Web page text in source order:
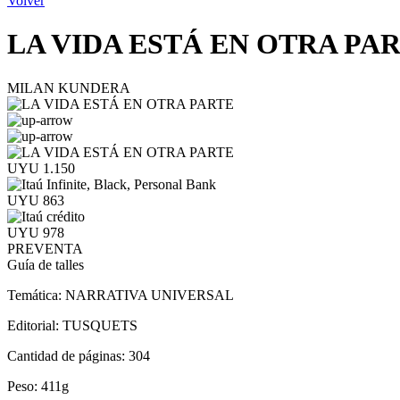
LA VIDA ESTÁ EN OTRA
MILAN KUNDERA
UYU 1.150
UYU 863
UYU 978
PREVENTA
Guía de talles
Temática: NARRATIVA UNIVERSAL
Editorial: TUSQUETS
Cantidad de páginas: 304
Peso: 411g